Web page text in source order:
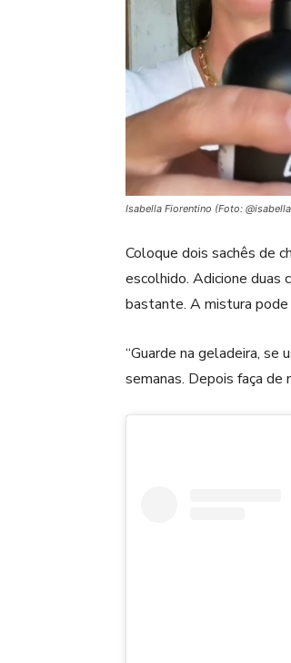
Isabella Fiorentino (Foto:
Coloque dois sachês de
escolhido. Adicione duas
bastante. A mistura
“Guarde na geladeira,
semanas. Depois faça de